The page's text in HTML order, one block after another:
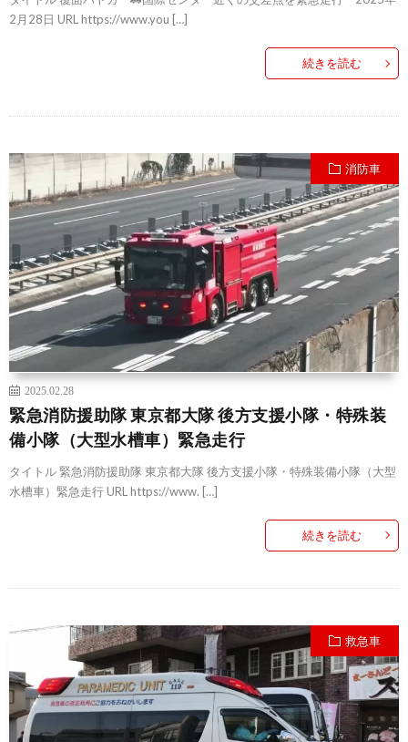
2月28日 URL https://www.you […]
続きを読む
消防車
2025.02.28
緊急消防援助隊 東京都大隊 後方支援小隊・特殊装
備小隊（大型水槽車）緊急走行
タイトル 緊急消防援助隊 東京都大隊 後方支援小隊・特殊装備小隊（大型
水槽車）緊急走行 URL https://www. […]
続きを読む
救急車